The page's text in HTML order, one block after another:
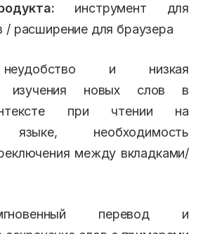
инструмент для
/ расширение для браузера
и низкая
изучения новых слов в
при чтении на
языке, необходимость
между вкладками/
перевод и